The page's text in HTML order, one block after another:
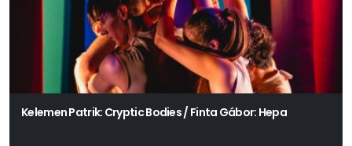
Kelemen Patrik: Cryptic Bodies / Finta Gábor: Hepa